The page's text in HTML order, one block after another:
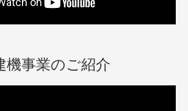
機事業のご紹介